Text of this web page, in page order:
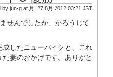
by jun-g at 月, 27 8月 2012 03:21 JST
せんでしたが、かろうじて
したニューバイクと、これ
妻のおかげです。ありがと